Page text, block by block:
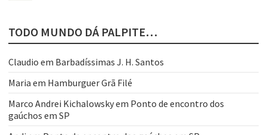
TODO MUNDO DÁ PALPITE…
Claudio em Barbadíssimas J. H. Santos
Maria em Hamburguer Grã Filé
Marco Andrei Kichalowskyem Ponto de encontro dos
gaúchos em SP